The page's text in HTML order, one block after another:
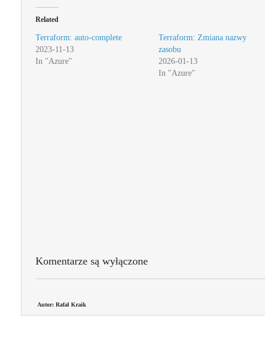
Related
Terraform: auto-complete
2023-11-13
In "Azure"
Terraform: Zmiana nazwy
zasobu
2026-01-13
In "Azure"
Komentarze są wyłączone
Autor: Rafał Kraik